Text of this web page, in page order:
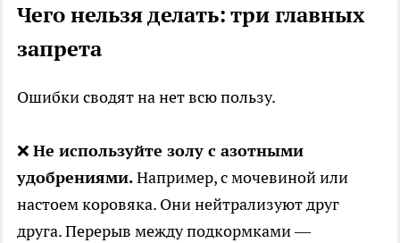
Чего нельзя делать: три главных
запрета
Ошибки сводят на нет всю пользу.
❌ Не используйте золу с азотными
удобрениями.Например, с мочевиной или
настоем коровяка. Они нейтрализуют друг
друга. Перерыв между подкормками —